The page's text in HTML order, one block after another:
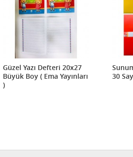
Güzel Yazı Defteri 20x27
Büyük Boy ( Ema Yayınları
)
30